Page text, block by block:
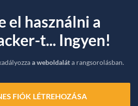
el használni a
t... Ingyen!
a weboldaláta rangsorolásban.
FIÓK LÉTREHOZÁSA